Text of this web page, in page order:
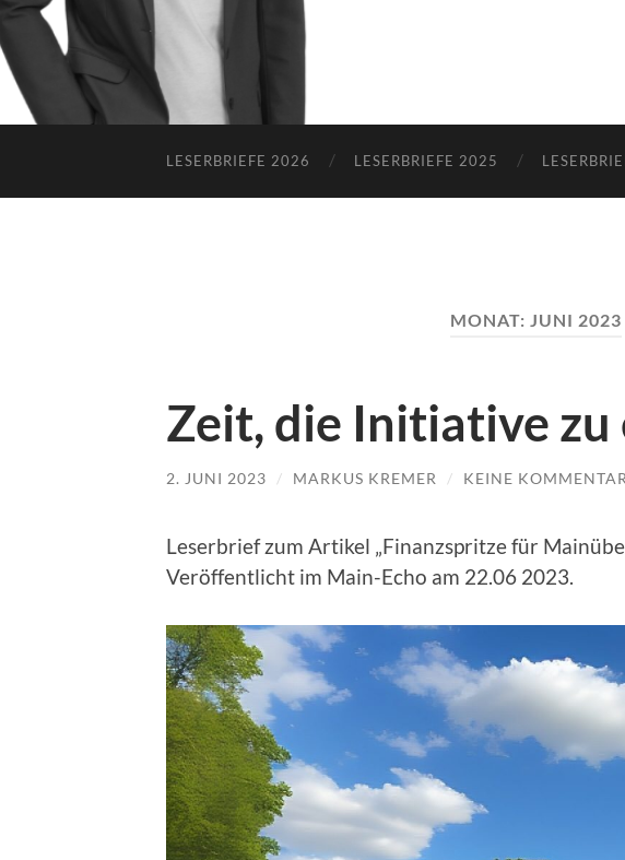
LESERBRIEFE 2026 LESERBRIEFE 2025
MONAT: JUNI 2023
Zeit, die Initiative zu
2. JUNI 2023 / MARKUS KREMER / KEINE
Leserbrief zum Artikel „Finanzspritze für
Veröffentlicht im Main-Echo am 22.06 2023.